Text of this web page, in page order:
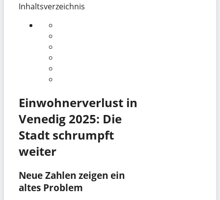
Inhaltsverzeichnis
Einwohnerverlust in
Venedig 2025: Die
Stadt schrumpft
weiter
Neue Zahlen zeigen ein
altes Problem